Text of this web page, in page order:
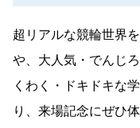
超リアルな競輪世界
や、大人気・でんじ
くわく・ドキドキな
り、来場記念にぜひ